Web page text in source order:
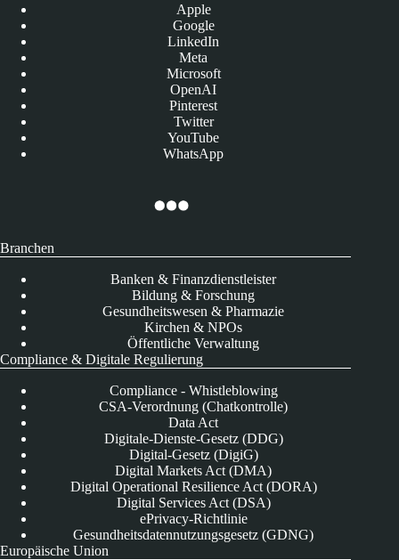
Apple
Google
LinkedIn
Meta
Microsoft
OpenAI
Pinterest
Twitter
YouTube
WhatsApp
Branchen
Banken & Finanzdienstleister
Bildung & Forschung
Gesundheitswesen & Pharmazie
Kirchen & NPOs
Öffentliche Verwaltung
Compliance & Digitale Regulierung
Compliance - Whistleblowing
CSA-Verordnung (Chatkontrolle)
Data Act
Digitale-Dienste-Gesetz (DDG)
Digital-Gesetz (DigiG)
Digital Markets Act (DMA)
Digital Operational Resilience Act (DORA)
Digital Services Act (DSA)
ePrivacy-Richtlinie
Gesundheitsdatennutzungsgesetz (GDNG)
Europäische Union